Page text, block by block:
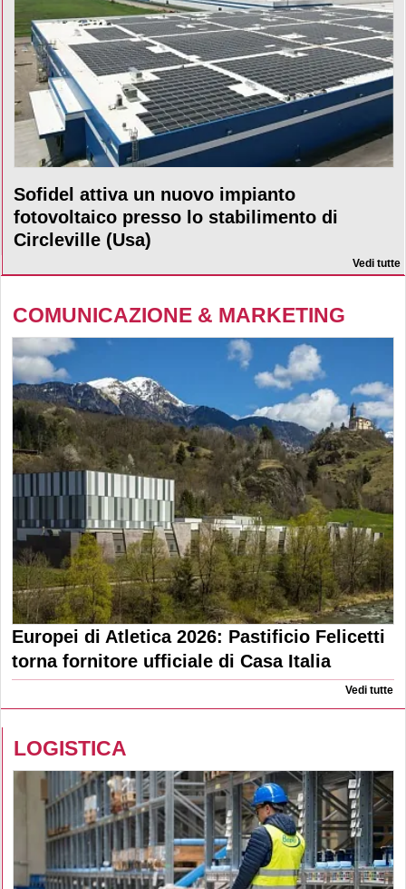
Sofidel attiva un nuovo impianto
fotovoltaico presso lo stabilimento di
Circleville (Usa)
Vedi tutte
COMUNICAZIONE & MARKETING
Europei di Atletica 2026: Pastificio Felicetti
torna fornitore ufficiale di Casa Italia
Vedi tutte
LOGISTICA